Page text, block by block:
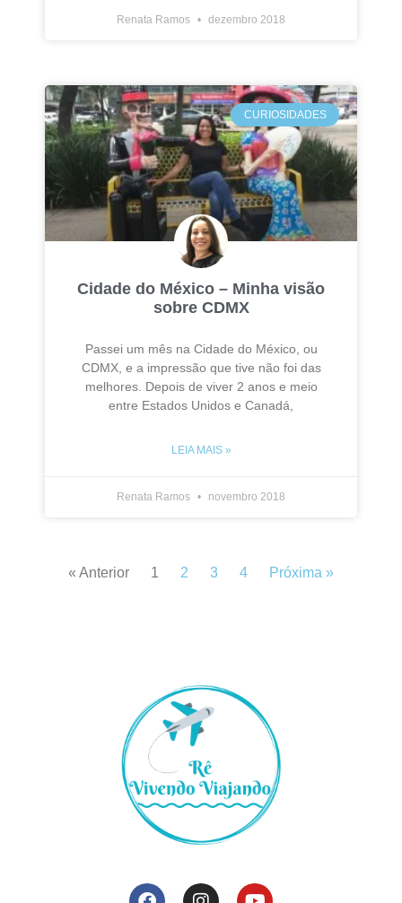
Renata Ramos dezembro 2018
CURIOSIDADES
Cidade do México – Minha visão
sobre CDMX
Passei um mês na Cidade do México, ou
CDMX, e a impressão que tive não foi das
melhores. Depois de viver 2 anos e meio
entre Estados Unidos e Canadá,
LEIA MAIS »
Renata Ramos novembro 2018
« Anterior 1 2 3 4 Próxima »